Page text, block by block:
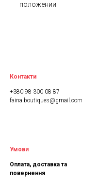
положении
Контакти
+380 98 300 08 87
faina.boutiques@gmail.com
Умови
Оплата, доставка та
повернення